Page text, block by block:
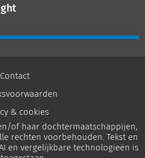
Contact
& cookies
of haar dochtermaatschappijen,
rechten voorbehouden. Tekst en
en vergelijkbare technologieën is